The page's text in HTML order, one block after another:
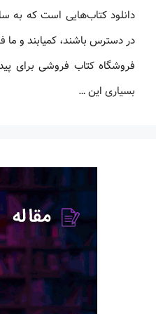
دانلود کتاب‌هایی است که به
در دسترس باشند، کمیابند و
فروشگاه کتاب فروشی برای
بسیاری این …